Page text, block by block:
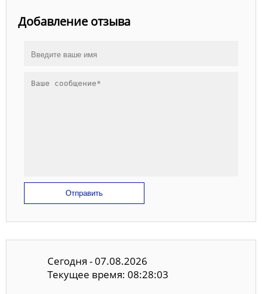
Добавление отзыва
Отправить
Сегодня - 07.08.2026
Текущее время: 08:28:04